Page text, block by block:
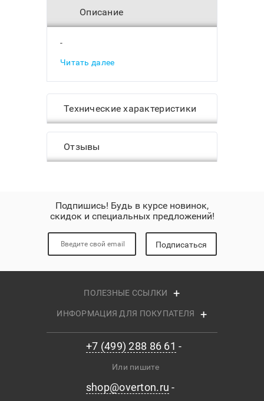
Описание
-
Читать далее
Технические характеристики
Отзывы
Подпишись! Будь в курсе новинок,
скидок и специальных предложений!
Подписаться
ПОЛЕЗНЫЕ ССЫЛКИ
ИНФОРМАЦИЯ ДЛЯ ПОКУПАТЕЛЯ
+7 (499) 288 86 61
Или пишите
shop@overton.ru